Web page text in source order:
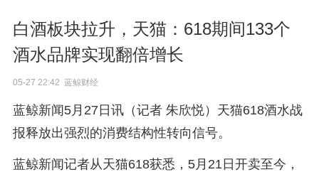
白酒板块拉升，天猫：618期间133个
酒水品牌实现翻倍增长
05-27 22:42 蓝鲸财经
蓝鲸新闻5月27日讯（记者 朱欣悦）天猫618酒水战
报释放出强烈的消费结构性转向信号。
蓝鲸新闻记者从天猫618获悉，5月21日开卖至今，